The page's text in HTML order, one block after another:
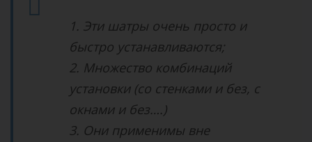
1. Эти шатры очень просто и
быстро устанавливаются;
2. Множество комбинаций
установки (со стенками и без, с
окнами и без….)
3. Они применимы вне